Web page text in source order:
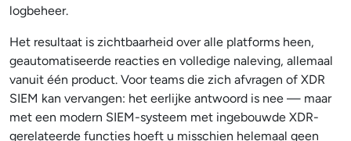
logbeheer.
Het resultaat is zichtbaarheid over alle platforms heen,
geautomatiseerde reacties en volledige naleving, allemaal
vanuit één product. Voor teams die zich afvragen of XDR
SIEM kan vervangen: het eerlijke antwoord is nee — maar
met een modern SIEM-systeem met ingebouwde XDR-
gerelateerde functies hoeft u misschien helemaal geen